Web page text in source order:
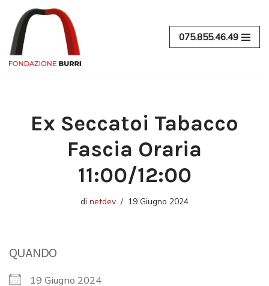
Vai
al
contenuto
075.855.46.49
Ex Seccatoi Tabacco
Fascia Oraria
11:00/12:00
di netdev 19 Giugno 2024
QUANDO
19 Giugno 2024